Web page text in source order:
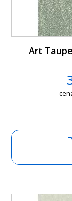
Art